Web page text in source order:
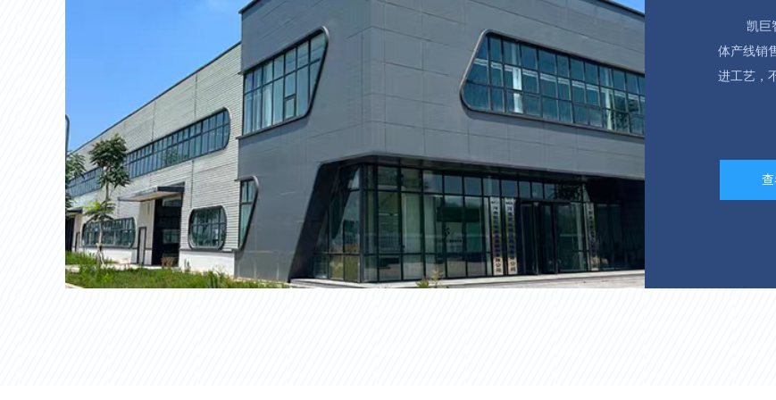
凯巨智
体产线销
进工艺，